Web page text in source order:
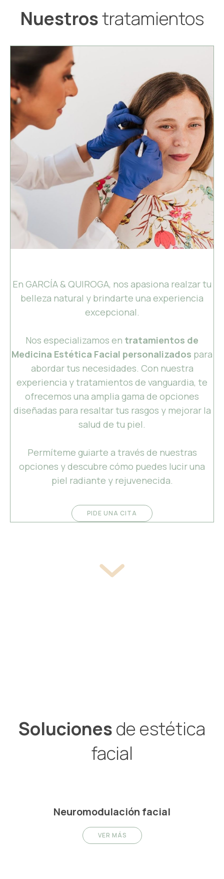
Nuestrostratamientos
En GARCÍA & QUIROGA, nos apasiona realzar tu
belleza natural y brindarte una experiencia
excepcional.
Nos especializamos en tratamientos de
Medicina Estética Facial personalizados para
abordar tus necesidades. Con nuestra
experiencia y tratamientos de vanguardia, te
ofrecemos una amplia gama de opciones
diseñadas para resaltar tus rasgos y mejorar la
salud de tu piel.
Permíteme guiarte a través de nuestras
opciones y descubre cómo puedes lucir una
piel radiante y rejuvenecida.
PIDE UNA CITA
Solucionesde estética
facial
Neuromodulación facial
VER MÁS